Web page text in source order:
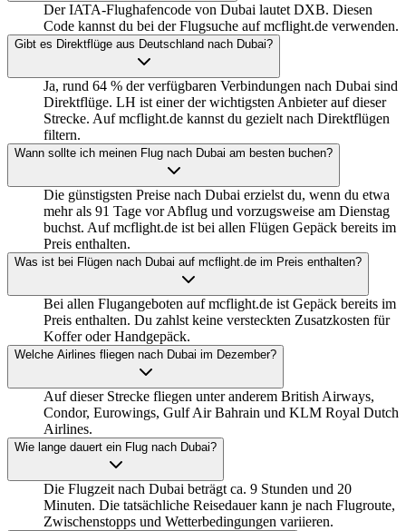
Der IATA-Flughafencode von Dubai lautet DXB. Diesen
Code kannst du bei der Flugsuche auf mcflight.de verwenden.
Gibt es Direktflüge aus Deutschland nach Dubai?
Ja, rund 64 % der verfügbaren Verbindungen nach Dubai sind
Direktflüge. LH ist einer der wichtigsten Anbieter auf dieser
Strecke. Auf mcflight.de kannst du gezielt nach Direktflügen
filtern.
Wann sollte ich meinen Flug nach Dubai am besten buchen?
Die günstigsten Preise nach Dubai erzielst du, wenn du etwa
mehr als 91 Tage vor Abflug und vorzugsweise am Dienstag
buchst. Auf mcflight.de ist bei allen Flügen Gepäck bereits im
Preis enthalten.
Was ist bei Flügen nach Dubai auf mcflight.de im Preis enthalten?
Bei allen Flugangeboten auf mcflight.de ist Gepäck bereits im
Preis enthalten. Du zahlst keine versteckten Zusatzkosten für
Koffer oder Handgepäck.
Welche Airlines fliegen nach Dubai im Dezember?
Auf dieser Strecke fliegen unter anderem British Airways,
Condor, Eurowings, Gulf Air Bahrain und KLM Royal Dutch
Airlines.
Wie lange dauert ein Flug nach Dubai?
Die Flugzeit nach Dubai beträgt ca. 9 Stunden und 20
Minuten. Die tatsächliche Reisedauer kann je nach Flugroute,
Zwischenstopps und Wetterbedingungen variieren.